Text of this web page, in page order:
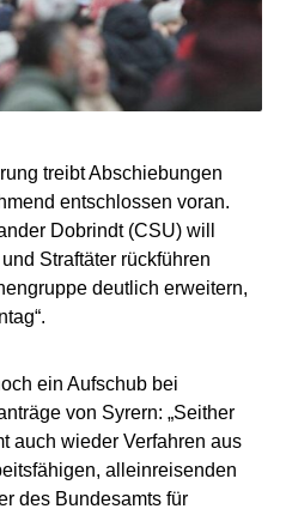
treibt Abschiebungen
entschlossen voran.
Dobrindt (CSU) will
Straftäter rückführen
deutlich erweitern,
ein Aufschub bei
von Syrern: „Seither
auch wieder Verfahren aus
alleinreisenden
des Bundesamts für